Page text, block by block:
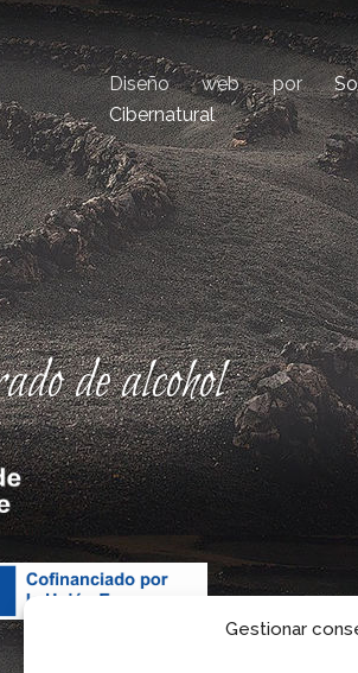
Gestionar
Diseño web por
Cibernatural
de alcohol